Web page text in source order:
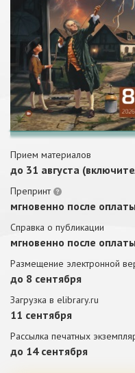
Прием материалов
до 31 августа
Препринт
мгновенно после
Справка о публикации
мгновенно после
Размещение электронной
до 8 сентября
Загрузка в elibrary.ru
11 сентября
Рассылка печатных
до 14 сентября